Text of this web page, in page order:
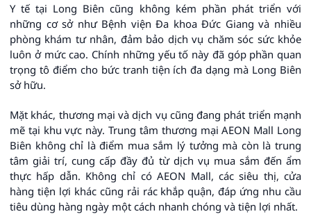
Y tế tại Long Biên cũng không kém phần phát triển với
những cơ sở như Bệnh viện Đa khoa Đức Giang và nhiều
phòng khám tư nhân, đảm bảo dịch vụ chăm sóc sức khỏe
luôn ở mức cao. Chính những yếu tố này đã góp phần quan
trọng tô điểm cho bức tranh tiện ích đa dạng mà Long Biên
sở hữu.
Mặt khác, thương mại và dịch vụ cũng đang phát triển mạnh
mẽ tại khu vực này. Trung tâm thương mại AEON Mall Long
Biên không chỉ là điểm mua sắm lý tưởng mà còn là trung
tâm giải trí, cung cấp đầy đủ từ dịch vụ mua sắm đến ẩm
thực hấp dẫn. Không chỉ có AEON Mall, các siêu thị, cửa
hàng tiện lợi khác cũng rải rác khắp quận, đáp ứng nhu cầu
tiêu dùng hàng ngày một cách nhanh chóng và tiện lợi nhất.